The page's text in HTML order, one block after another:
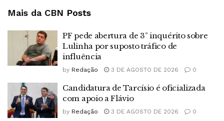
Mais da CBN Posts
PF pede abertura de 3º inquérito sobre
Lulinha por suposto tráfico de
influência
by Redação 3 DE AGOSTO DE 2026 0
Candidatura de Tarcísio é oficializada
com apoio a Flávio
by Redação 3 DE AGOSTO DE 2026 0